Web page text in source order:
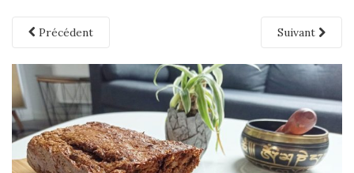
Précédent Suivant